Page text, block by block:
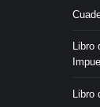
Libro
Libro